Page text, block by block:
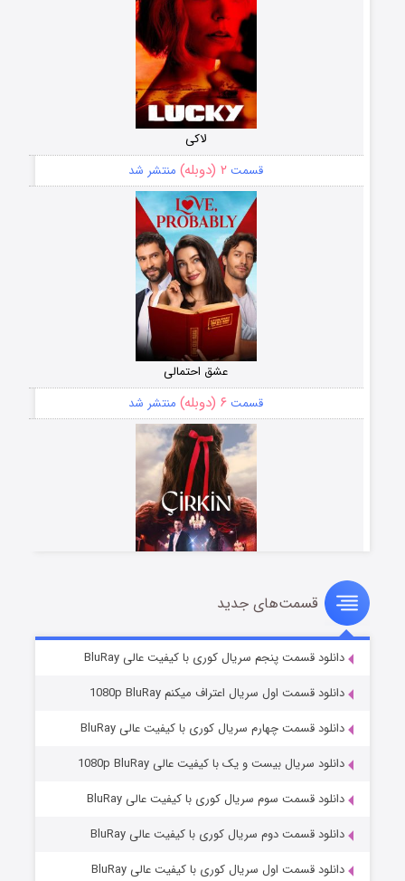
لاکی
قسمت ۲ (دوبله) منتشر شد
عشق احتمالی
قسمت ۶ (دوبله) منتشر شد
سریال زشت
قسمت۵ (زیرنویس) منتشر شد
وستی ها
قسمت۱ (زیرنویس) منتشر شد
قسمت‌های جدید
دانلود قسمت پنجم سریال کوری با کیفیت عالی BluRay
دانلود قسمت اول سریال اعتراف میکنم 1080p BluRay
دانلود قسمت چهارم سریال کوری با کیفیت عالی BluRay
دانلود سریال بیست و یک با کیفیت عالی 1080p BluRay
دانلود قسمت سوم سریال کوری با کیفیت عالی BluRay
دانلود قسمت دوم سریال کوری با کیفیت عالی BluRay
دانلود قسمت اول سریال کوری با کیفیت عالی BluRay